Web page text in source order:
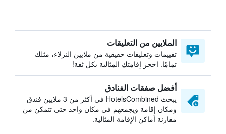
الملايين من التعليقات
تقييمات وتعليقات حقيقية من ملايين النزلاء، مثلك
تمامًا. احجز إقامتك المثالية بكل ثقة!
أفضل صفقات الفنادق
يبحث HotelsCombined في أكثر من 3 ملايين فندق
ومكان إقامة ويجمعهم في مكان واحد حتى تتمكن من
مقارنة أماكن الإقامة المثالية.